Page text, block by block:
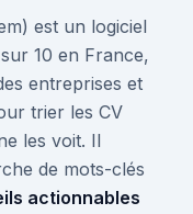
est un logiciel
10 en France,
entreprises et
trier les CV
les voit. Il
de mots-clés
actionnables